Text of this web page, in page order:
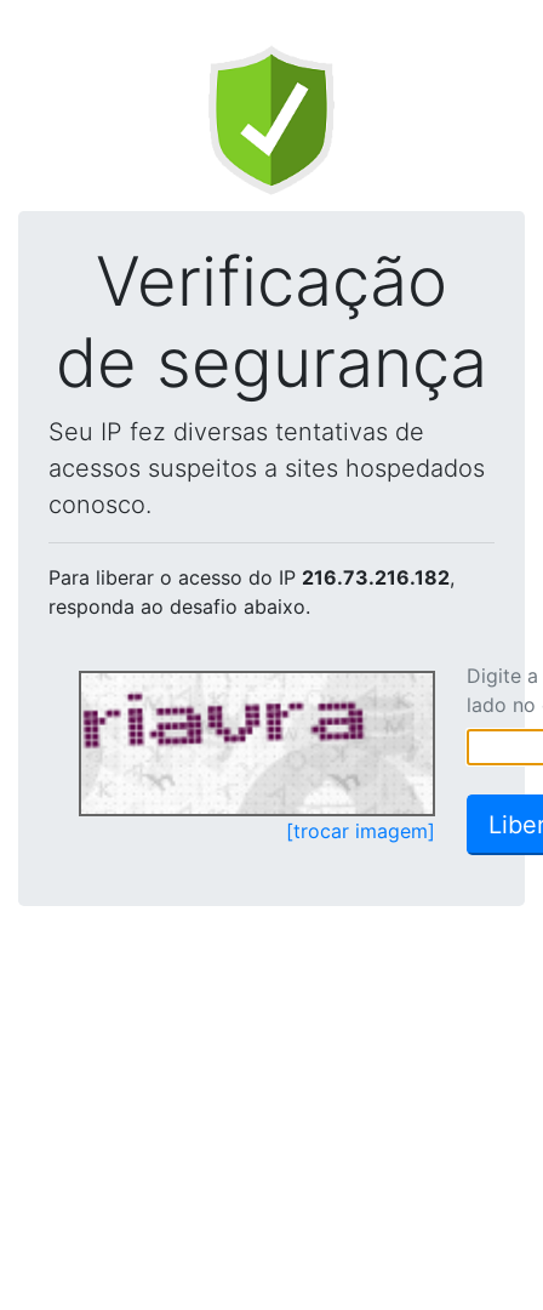
Verificação
de segurança
Seu IP fez diversas tentativas de
acessos suspeitos a sites hospedados
conosco.
Para liberar o acesso do IP 216.73.216.182,
responda ao desafio abaixo.
[trocar imagem]
Digite
lado no